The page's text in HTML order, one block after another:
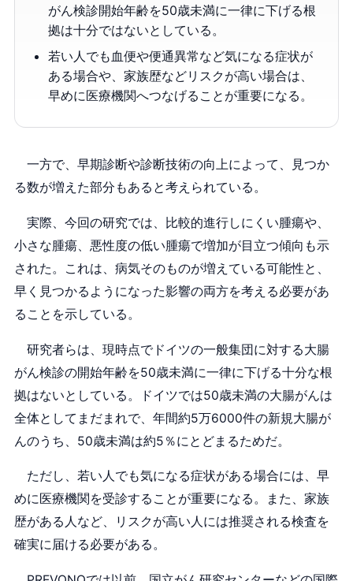
がん検診開始年齢を50歳未満に一律に下げる根
拠は十分ではないとしている。
若い人でも血便や便通異常など気になる症状が
ある場合や、家族歴などリスクが高い場合は、
早めに医療機関へつなげることが重要になる。
一方で、早期診断や診断技術の向上によって、見つか
る数が増えた部分もあると考えられている。
実際、今回の研究では、比較的進行しにくい腫瘍や、
小さな腫瘍、悪性度の低い腫瘍で増加が目立つ傾向も示
された。これは、病気そのものが増えている可能性と、
早く見つかるようになった影響の両方を考える必要があ
ることを示している。
研究者らは、現時点でドイツの一般集団に対する大腸
がん検診の開始年齢を50歳未満に一律に下げる十分な根
拠はないとしている。ドイツでは50歳未満の大腸がんは
全体としてまだまれで、年間約5万6000件の新規大腸が
んのうち、50歳未満は約5％にとどまるためだ。
ただし、若い人でも気になる症状がある場合には、早
めに医療機関を受診することが重要になる。また、家族
歴がある人など、リスクが高い人には推奨される検査を
確実に届ける必要がある。